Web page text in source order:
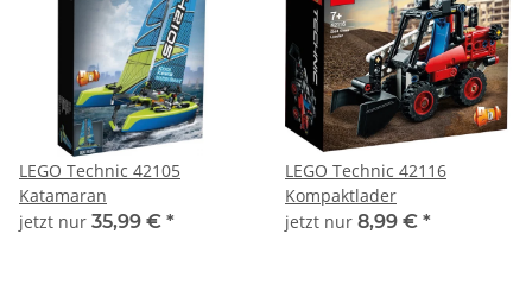
LEGO Technic 42105
Katamaran
jetzt nur 35,99 € *
LEGO Technic 42116
Kompaktlader
jetzt nur 8,99 € *